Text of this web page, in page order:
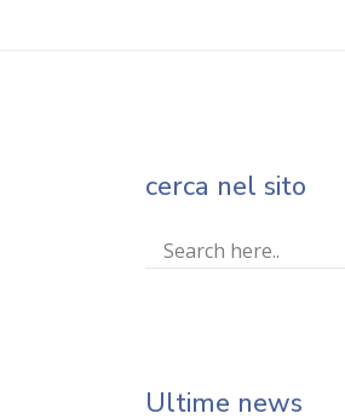
cerca nel sito
Ultime news